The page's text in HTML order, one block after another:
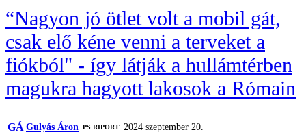
“Nagyon jó ötlet volt a mobil gát,
csak elő kéne venni a terveket a
fiókból" - így látják a hullámtérben
magukra hagyott lakosok a Rómain
GÁ Gulyás Áron ‎PS RIPORT
2024 szeptember 20.